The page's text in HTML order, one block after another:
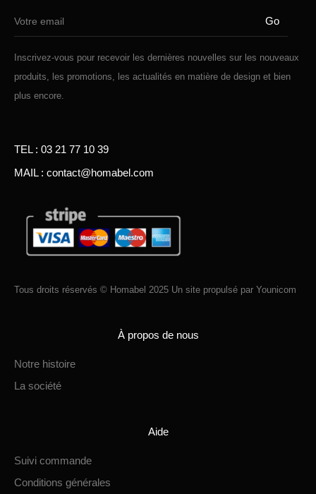
Inscrivez-vous pour recevoir les dernières nouvelles sur les nouveaux
produits, les promotions, les actualités en matière de design et bien
plus encore.
TEL : 03 21 77 10 39
MAIL : contact@homabel.com
Tous droits réservés © Homabel 2025 Un site propulsé par Younicom
À propos de nous
Notre histoire
La société
Aide
Suivi commande
Conditions générales